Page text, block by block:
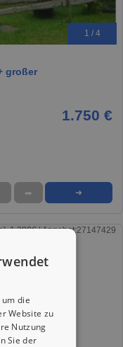
1 / 4
großer
1.750 €
➦ ➜
die
Website zu
Nutzung
Sie der